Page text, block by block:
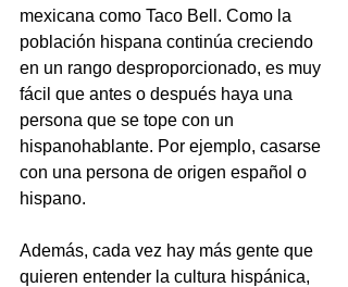
mexicana como Taco Bell. Como la
población hispana continúa creciendo
en un rango desproporcionado, es muy
fácil que antes o después haya una
persona que se tope con un
hispanohablante. Por ejemplo, casarse
con una persona de origen español o
hispano.
Además, cada vez hay más gente que
quieren entender la cultura hispánica,